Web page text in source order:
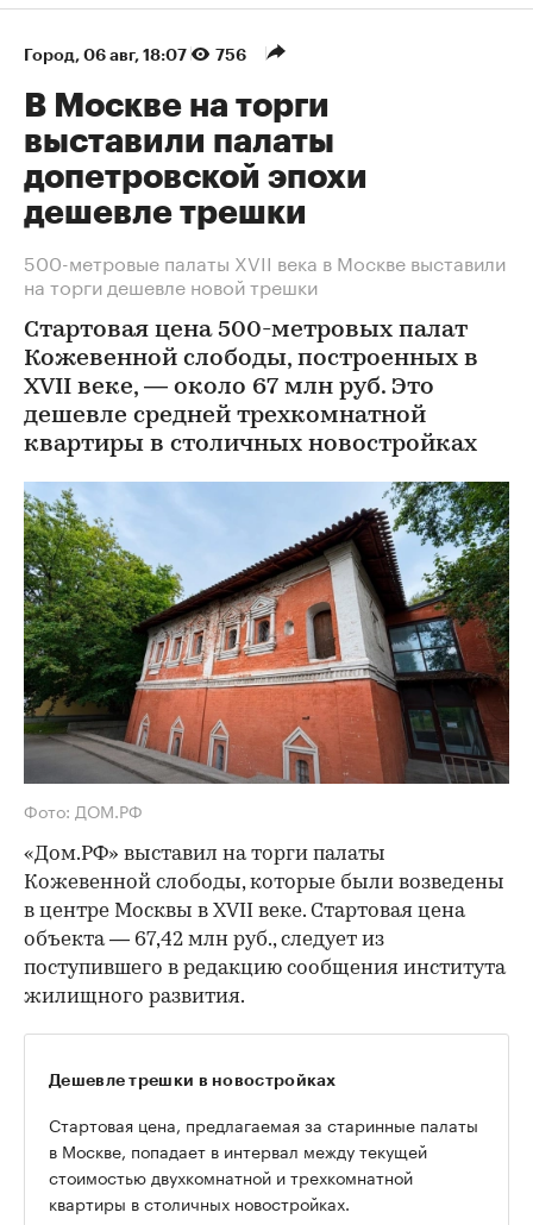
Город 06 авг, 18:07 756
В Москве на торги
выставили палаты
допетровской эпохи
дешевле трешки
500-метровые палаты XVII века в Москве выставили
на торги дешевле новой трешки
Стартовая цена 500-метровых палат
Кожевенной слободы, построенных в
XVII веке, — около 67 млн руб. Это
дешевле средней трехкомнатной
квартиры в столичных новостройках
Фото: ДОМ.РФ
«Дом.РФ» выставил на торги палаты
Кожевенной слободы, которые были возведены
в центре Москвы в XVII веке. Стартовая цена
объекта — 67,42 млн руб., следует из
поступившего в редакцию сообщения института
жилищного развития.
Дешевле трешки в новостройках
Стартовая цена, предлагаемая за старинные палаты
в Москве, попадает в интервал между текущей
стоимостью двухкомнатной и трехкомнатной
квартиры в столичных новостройках.